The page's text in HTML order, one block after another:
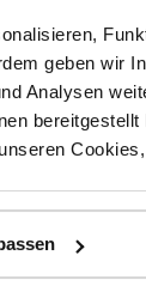
geben wir
Analysen
geht es
spezialisierte
dem
Gelenke und